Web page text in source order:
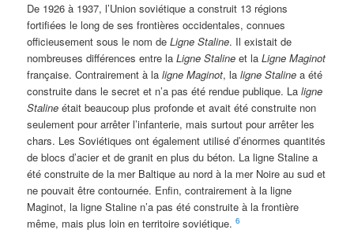
De 1926 à 1937, l’Union soviétique a construit 13 régions
fortifiées le long de ses frontières occidentales, connues
officieusement sous le nom deLigne Staline. Il existait de
nombreuses différences entre laLigne Staline et laLigne Maginot
française. Contrairement à laligne Maginot, laligne Staline a été
construite dans le secret et n’a pas été rendue publique. Laligne
Staline était beaucoup plus profonde et avait été construite non
seulement pour arrêter l’infanterie, mais surtout pour arrêter les
chars. Les Soviétiques ont également utilisé d’énormes quantités
de blocs d’acier et de granit en plus du béton. La ligne Staline a
été construite de la mer Baltique au nord à la mer Noire au sud et
ne pouvait être contournée. Enfin, contrairement à la ligne
Maginot, la ligne Staline n’a pas été construite à la frontière
même, mais plus loin en territoire soviétique.6